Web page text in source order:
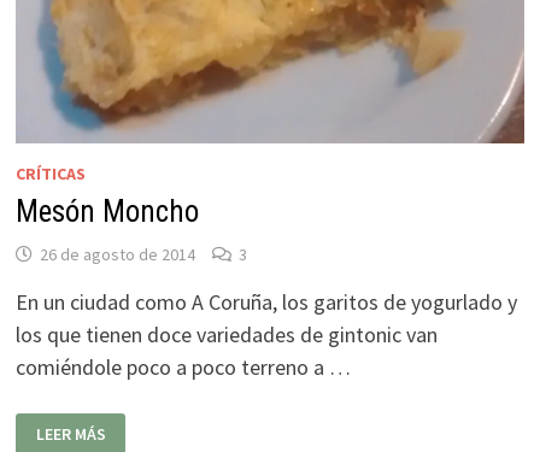
CRÍTICAS
Mesón Moncho
26 de agosto de 2014 3
En un ciudad como A Coruña, los garitos de yogurlado y
los que tienen doce variedades de gintonic van
comiéndole poco a poco terreno a …
MONCHO
LEER MÁS